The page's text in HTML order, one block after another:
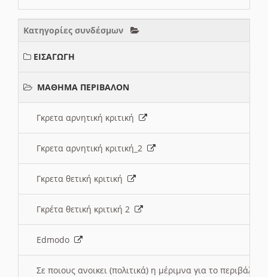
Κατηγορίες συνδέσμων
ΕΙΣΑΓΩΓΗ
ΜΑΘΗΜΑ ΠΕΡΙΒΑΛΟΝ
Γκρετα αρνητική κριτική
Γκρετα αρνητική κριτική_2
Γκρετα θετική κριτική
Γκρέτα θετική κριτική 2
Edmodo
Σε ποιους ανοικει (πολιτικά) η μέριμνα για το